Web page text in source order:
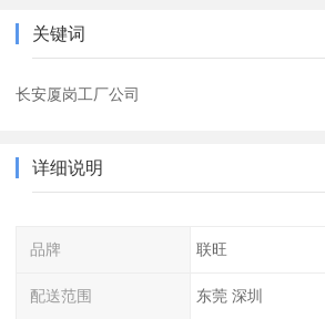
关键词
长安厦岗工厂公司
详细说明
品牌 联旺
配送范围 东莞 深圳